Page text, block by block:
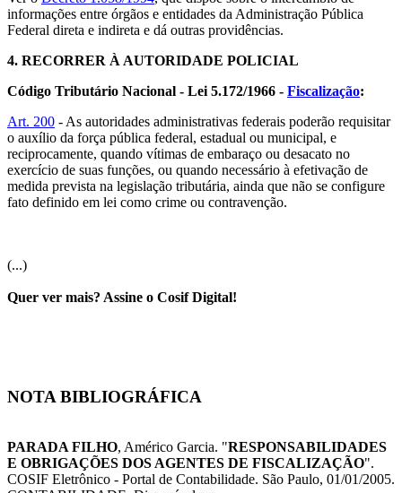
informações entre órgãos e entidades da Administração Pública
Federal direta e indireta e dá outras providências.
4. RECORRER À AUTORIDADE POLICIAL
Código Tributário Nacional - Lei 5.172/1966 - Fiscalização:
Art. 200 - As autoridades administrativas federais poderão requisitar
o auxílio da força pública federal, estadual ou municipal, e
reciprocamente, quando vítimas de embaraço ou desacato no
exercício de suas funções, ou quando necessário à efetivação de
medida prevista na legislação tributária, ainda que não se configure
fato definido em lei como crime ou contravenção.
(...)
Quer ver mais? Assine o Cosif Digital!
NOTA BIBLIOGRÁFICA
PARADA FILHO, Américo Garcia. "RESPONSABILIDADES
E OBRIGAÇÕES DOS AGENTES DE FISCALIZAÇÃO".
COSIF Eletrônico - Portal de Contabilidade. São Paulo, 01/01/2005.